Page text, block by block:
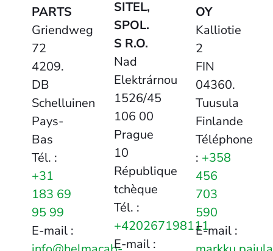
PARTS
Griendweg
72
4209.
DB
Schelluinen
Pays-
Bas
Tél. :
+31
183 69
95 99
E-mail :
SITEL,
SPOL.
S R.O.
Nad
Elektrárnou
1526/45
106 00
Prague
10
République
tchèque
Tél. :
+420267198111
E-mail :
OY
Kalliotie
2
FIN
04360.
Tuusula
Finlande
Téléphone
: +358
456
703
590
E-mail :